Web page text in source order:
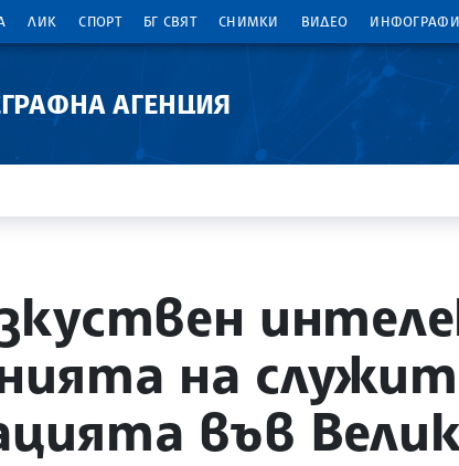
ЛИК СПОРТ БГ СВЯТ СНИМКИ ВИДЕО
АГЕНЦИЯ
на
във